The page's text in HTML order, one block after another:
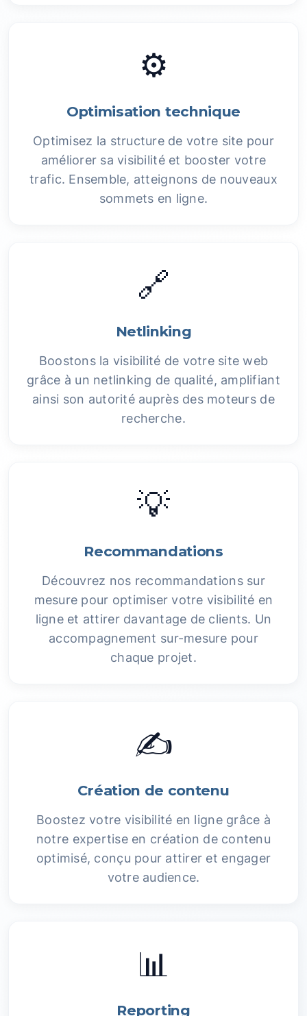
⚙️
Optimisation technique
Optimisez la structure de votre site pour
améliorer sa visibilité et booster votre
trafic. Ensemble, atteignons de nouveaux
sommets en ligne.
🔗
Netlinking
Boostons la visibilité de votre site web
grâce à un netlinking de qualité, amplifiant
ainsi son autorité auprès des moteurs de
recherche.
💡
Recommandations
Découvrez nos recommandations sur
mesure pour optimiser votre visibilité en
ligne et attirer davantage de clients. Un
accompagnement sur-mesure pour
chaque projet.
✍️
Création de contenu
Boostez votre visibilité en ligne grâce à
notre expertise en création de contenu
optimisé, conçu pour attirer et engager
votre audience.
📊
Reporting